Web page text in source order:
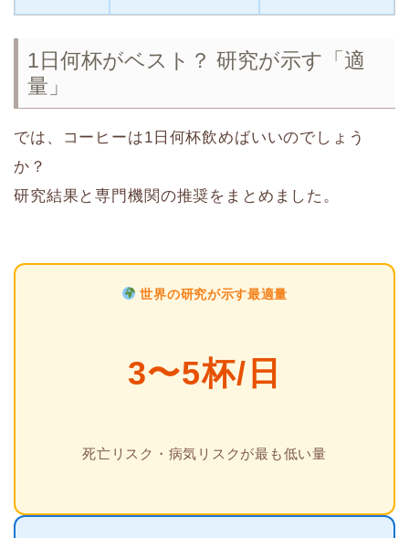
1日何杯がベスト？ 研究が示す「適
量」
では、コーヒーは1日何杯飲めばいいのでしょう
か？
研究結果と専門機関の推奨をまとめました。
世界の研究が示す最適量
3〜5杯/日
死亡リスク・病気リスクが最も低い量